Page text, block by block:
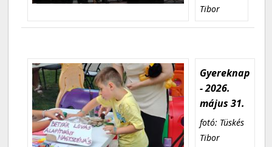
Tibor
Gyereknap
- 2026.
május 31.
fotó: Tüskés
Tibor